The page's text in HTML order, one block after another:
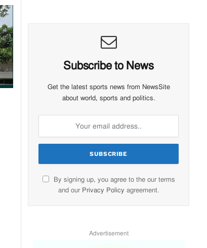
Subscribe to News
Get the latest sports news from NewsSite
about world, sports and politics.
By signing up, you agree to the our terms
and our Privacy Policy agreement.
Advertisement